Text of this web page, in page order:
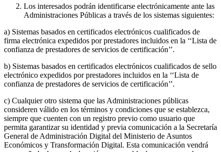
Los interesados podrán identificarse electrónicamente ante las
Administraciones Públicas a través de los sistemas siguientes:
a) Sistemas basados en certificados electrónicos cualificados de
firma electrónica expedidos por prestadores incluidos en la ‘‘Lista de
confianza de prestadores de servicios de certificación’’.
b) Sistemas basados en certificados electrónicos cualificados de sello
electrónico expedidos por prestadores incluidos en la ‘‘Lista de
confianza de prestadores de servicios de certificación’’.
c) Cualquier otro sistema que las Administraciones públicas
consideren válido en los términos y condiciones que se establezca,
siempre que cuenten con un registro previo como usuario que
permita garantizar su identidad y previa comunicación a la Secretaría
General de Administración Digital del Ministerio de Asuntos
Económicos y Transformación Digital. Esta comunicación vendrá